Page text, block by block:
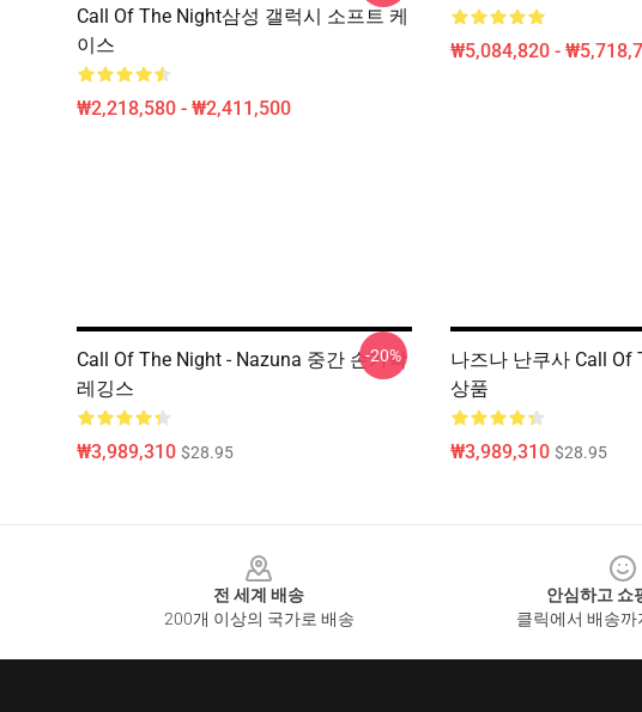
Call Of The Night삼성 갤럭시 소프트 케
이스
₩2,218,580 - ₩2,411,500
₩5,084,820 -
Call Of The Night - Nazuna 중간 손가락
레깅스
₩3,989,310 $28.95
-20%
나즈나 난쿠사 Call Of
상품
₩3,989,310 $28.95
전 세계 배송
200개 이상의 국가로 배송
안심하고 쇼
클릭에서 배송